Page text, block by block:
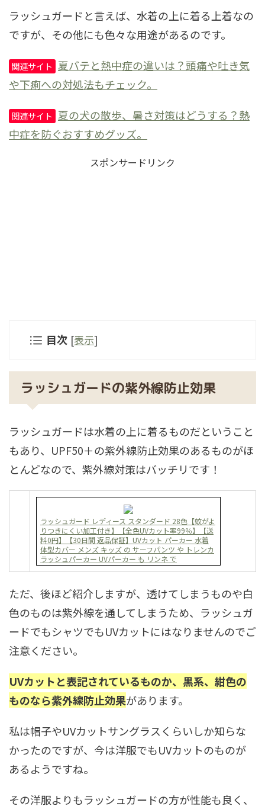
ラッシュガードと言えば、水着の上に着る上着なの
ですが、その他にも色々な用途があるのです。
関連サイト 夏バテと熱中症の違いは？頭痛や吐き気
や下痢への対処法もチェック。
関連サイト 夏の犬の散歩、暑さ対策はどうする？熱
中症を防ぐおすすめグッズ。
スポンサードリンク
目次 [表示]
ラッシュガードの紫外線防止効果
ラッシュガードは水着の上に着るものだということ
もあり、UPF50＋の紫外線防止効果のあるものがほ
とんどなので、紫外線対策はバッチリです！
ラッシュガード レディース スタンダード 28色【蚊がよ
りつきにくい加工付き】【全色UVカット率99％】【送
料0円】【30日間 返品保証】UVカット パーカー 水着
体型カバー メンズ キッズ の サーフパンツ や トレンカ
ラッシュパーカー UVパーカー も リンネ で
ただ、後ほど紹介しますが、透けてしまうものや白
色のものは紫外線を通してしまうため、ラッシュガ
ードでもシャツでもUVカットにはなりませんのでご
注意ください。
UVカットと表記されているものか、黒系、紺色の
ものなら紫外線防止効果があります。
私は帽子やUVカットサングラスくらいしか知らな
かったのですが、今は洋服でもUVカットのものが
あるようですね。
その洋服よりもラッシュガードの方が性能も良く、